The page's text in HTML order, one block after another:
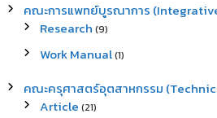
คณะการแพทย์บูรณาการ
Research (9)
Work Manual(1)
คณะครุศาสตร์อุตสาหกรรม
Article (21)